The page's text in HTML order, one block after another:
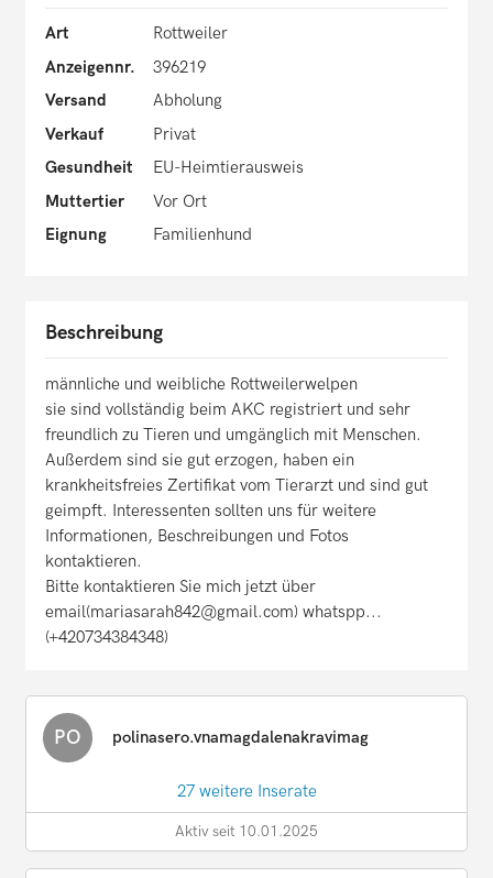
Art
Rottweiler
Anzeigennr.
396219
Versand
Abholung
Verkauf
Privat
Gesundheit
EU-Heimtierausweis
Muttertier
Vor Ort
Eignung
Familienhund
Beschreibung
männliche und weibliche Rottweilerwelpen
sie sind vollständig beim AKC registriert und sehr
freundlich zu Tieren und umgänglich mit Menschen.
Außerdem sind sie gut erzogen, haben ein
krankheitsfreies Zertifikat vom Tierarzt und sind gut
geimpft. Interessenten sollten uns für weitere
Informationen, Beschreibungen und Fotos
kontaktieren.
Bitte kontaktieren Sie mich jetzt über
email(mariasarah842@gmail.com) whatspp...
(+420734384348)
PO polinasero.vnamagdalenakravimag
27 weitere Inserate
Aktiv seit 10.01.2025